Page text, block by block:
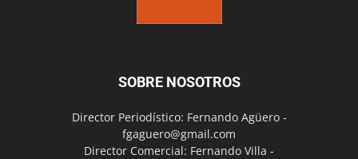
SOBRE NOSOTROS
Director Periodístico: Fernando Agüero -
fgaguero@gmail.com
Director Comercial: Fernando Villa -